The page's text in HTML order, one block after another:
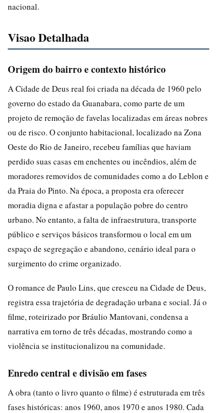
nacional.
Visao Detalhada
Origem do bairro e contexto histórico
A Cidade de Deus real foi criada na década de 1960 pelo
governo do estado da Guanabara, como parte de um
projeto de remoção de favelas localizadas em áreas nobres
ou de risco. O conjunto habitacional, localizado na Zona
Oeste do Rio de Janeiro, recebeu famílias que haviam
perdido suas casas em enchentes ou incêndios, além de
moradores removidos de comunidades como a do Leblon e
da Praia do Pinto. Na época, a proposta era oferecer
moradia digna e afastar a população pobre do centro
urbano. No entanto, a falta de infraestrutura, transporte
público e serviços básicos transformou o local em um
espaço de segregação e abandono, cenário ideal para o
surgimento do crime organizado.
O romance de Paulo Lins, que cresceu na Cidade de Deus,
registra essa trajetória de degradação urbana e social. Já o
filme, roteirizado por Bráulio Mantovani, condensa a
narrativa em torno de três décadas, mostrando como a
violência se institucionalizou na comunidade.
Enredo central e divisão em fases
A obra (tanto o livro quanto o filme) é estruturada em três
fases históricas: anos 1960, anos 1970 e anos 1980. Cada